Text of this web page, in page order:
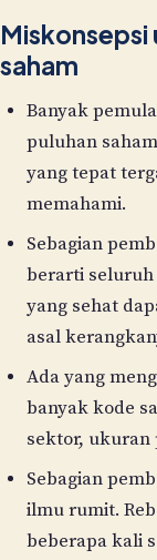
saham
Banyak
puluhan
yang tepat
memahami.
Sebagian
berarti seluruh
yang sehat
asal
Ada yang
banyak kode
sektor, ukuran
Sebagian
ilmu rumit.
beberapa kali